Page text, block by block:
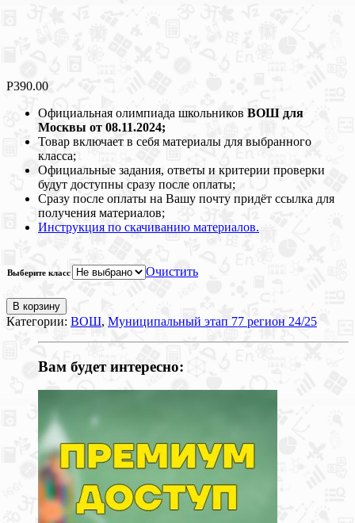
Р390.00
Официальная олимпиада школьников ВОШ для
Москвы от 08.11.2024;
Товар включает в себя материалы для выбранного
класса;
Официальные задания, ответы и критерии проверки
будут доступны сразу после оплаты;
Сразу после оплаты на Вашу почту придёт ссылка для
получения материалов;
Инструкция по скачиванию материалов.
Выберите класс Очистить
В корзину
Категории: ВОШ, Муниципальный этап 77 регион 24/25
Вам будет интересно: